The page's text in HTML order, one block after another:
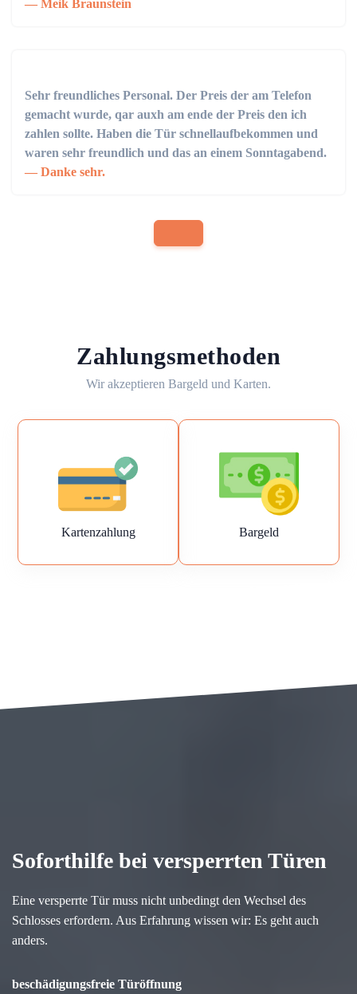
Meik Braunstein
Sehr freundliches Personal. Der Preis der am Telefon
gemacht wurde, qar auxh am ende der Preis den ich
zahlen sollte. Haben die Tür schnellaufbekommen und
waren sehr freundlich und das an einem Sonntagabend.
Danke sehr.
Zahlungsmethoden
Wir akzeptieren Bargeld und Karten.
Kartenzahlung Bargeld
Soforthilfe bei versperrten Türen
Eine versperrte Tür muss nicht unbedingt den Wechsel des
Schlosses erfordern. Aus Erfahrung wissen wir: Es geht auch
anders.
beschädigungsfreie Türöffnung